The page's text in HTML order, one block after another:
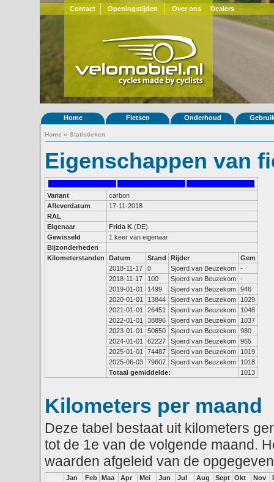
Contact Openingstijden Over ons Dealers
Home Fietsen Onderhoud
Home » Statistieken
Eigenschappen van
Variant
carbon
Afleverdatum
17-11-2018
RAL
Eigenaar
Frida K (DE)
Gewisseld
1 keer van eigenaar
Bijzonderheden
Kilometerstanden
Datum Stand Rijder
Gem
2018-11-17
0 Sjoerd van Beuzekom -
2018-11-17
100 Sjoerd van Beuzekom -
2019-01-01
1499 Sjoerd van Beuzekom 946
2020-01-01
13844 Sjoerd van Beuzekom
1029
2021-01-01
26451 Sjoerd van Beuzekom
1048
2022-01-01
38896 Sjoerd van Beuzekom
1037
2023-01-01
50650 Sjoerd van Beuzekom 980
2024-01-01
62227 Sjoerd van Beuzekom 965
2025-01-01
74487 Sjoerd van Beuzekom
1019
2025-06-03 79607 Sjoerd van Beuzekom
1018
Totaal gemiddelde:
1013
Kilometers per maand
Deze tabel bestaat uit kilometers
tot de 1e van de volgende maand.
waarden afgeleid van de
Jan Feb Maa Apr Mei Jun Jul Aug Sept Okt Nov